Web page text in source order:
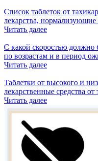
Список таблеток от
лекарства, нормализующие
Читать далее
С какой скоростью должно
по возрастам и в период
Читать далее
Таблетки от высокого и
лекарственные средства
Читать далее